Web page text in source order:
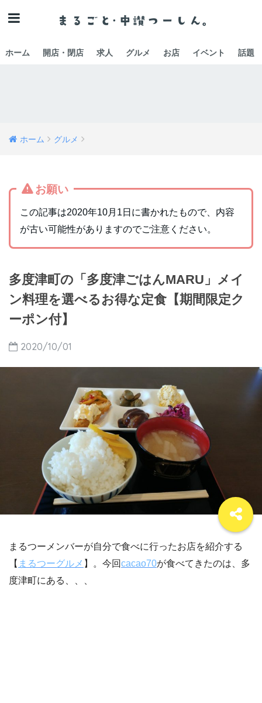
ホーム 開店・閉店 求人 グルメ お店 イベント 話題
ホーム グルメ
お願い
この記事は2020年10月1日に書かれたもので、内容
が古い可能性がありますのでご注意ください。
多度津町の「多度津ごはんMARU」メイ
ン料理を選べるお得な定食【期間限定ク
ーポン付】
2020/10/01
まるつーメンバーが自分で食べに行ったお店を紹介する
【 まるつーグルメ 】。今回cacao70が食べてきたのは、多
度津町にある、、、